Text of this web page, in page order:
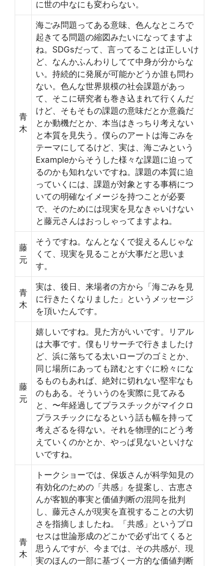
に世の中なにも変わらない。
青
木
海ごみ問題ってある意味、色んなところで
起きてる問題の縮図みたいになってますよ
ね。SDGsだって、言ってることは正しいけ
ど、なんかふんわりしてて中身が分からな
い。持続的に発展が可能かどうか誰も問わ
ない。色んな世界規模の社会課題があっ
て、そこに研究者も巻き込まれて行くんだ
けど、そもそもの課題の意味だとか意義だ
とか動機だとか、本当はきっちり考えない
と本質を見失う。僕らのアートは海ごみを
テーマにしてるけど、実は、海ごみという
Exampleからそうした様々な課題に迫って
るのかも知れないですね。課題の本質に迫
っていくには、課題が対象とする事柄につ
いての明確なイメージを持つことが必要
で、そのためには現実を見なきゃいけない
と藤元さんはおっしゃってますよね。
藤
元
そうですね。なんとなくで捉えるんじゃな
くて、現実を見ることが大事だと思いま
す。
青
木
実は、後日、来場者の方から「海ごみを見
に行きたくなりました」というメッセージ
を頂いたんです。
藤
元
嬉しいですね。見た方がいいです。リアル
は大事です。僕もリサーチで行きましたけ
ど、浜に落ちてる太いロープのゴミとか、
同じ場所にあっても踏むとすぐに粉々にな
るものもあれば、絶対に切れない堅牢なも
のもある。そういうのを実際に見てみる
と、〜年経過してプラスチックがマイクロ
プラスチックになるという話も幅を持って
考えざるを得ない。それを物理的にどう考
えていくのかとか、やっぱ見ないといけな
いですね。
青
木
トークショーでは、保坂さんが科学知見の
有効化のための「共感」を提案し、古恵さ
んが客観的事実と価値判断の混同を批判
し、藤元さんが現実を直視することの大切
さを指摘しましたね。「共感」というプロ
セスは世論形成のどこかで必ず出てくると
思うんですが、今までは、その共感が、現
実のほんの一部に基づく一方的な価値判断